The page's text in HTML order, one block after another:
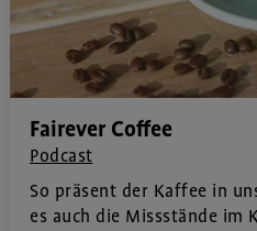
Fairever Coffee
Podcast
So präsent der Kaffee in
es auch die Missstände im